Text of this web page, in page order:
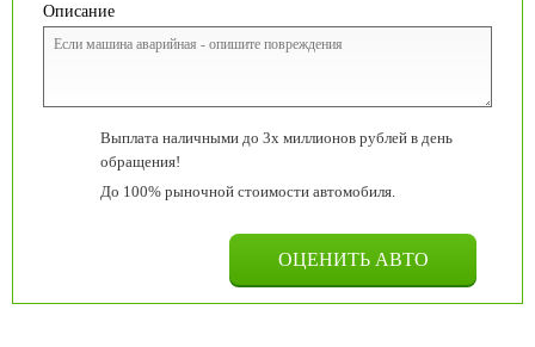
Описание
Выплата наличными до 3х миллионов рублей в день
обращения!
До 100% рыночной стоимости автомобиля.